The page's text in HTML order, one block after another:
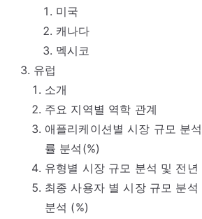
미국
캐나다
멕시코
유럽
소개
주요 지역별 역학 관계
애플리케이션별 시장 규모 분
률 분석(%)
유형별 시장 규모 분석 및 전
최종 사용자 별 시장 규모 분
분석 (%)